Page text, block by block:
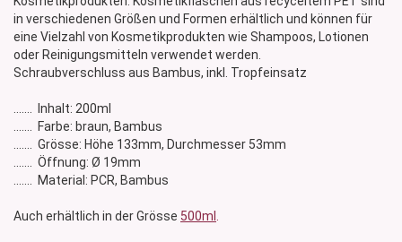
in verschiedenen Größen und Formen erhältlich und können für
eine Vielzahl von Kosmetikprodukten wie Shampoos, Lotionen
oder Reinigungsmitteln verwendet werden.
Schraubverschluss aus Bambus, inkl. Tropfeinsatz
....... Inhalt: 200ml
....... Farbe: braun, Bambus
....... Grösse: Höhe 133mm, Durchmesser 53mm
....... Öffnung: Ø 19mm
....... Material: PCR, Bambus
Auch erhältlich in der Grösse 500ml .